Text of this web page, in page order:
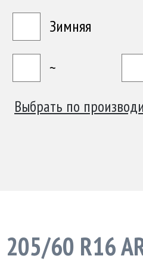
Зимняя
~
Выбрать по
205/60 R16